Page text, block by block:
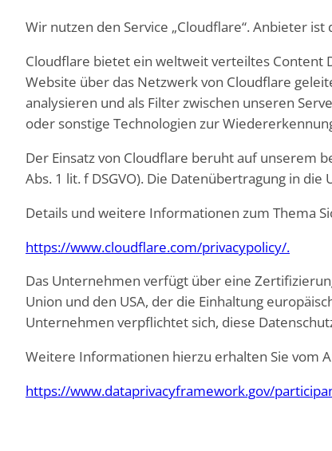
Wir nutzen den Service „Cloudflare“. Anbieter ist
Cloudflare bietet ein weltweit verteiltes Content
Website über das Netzwerk von Cloudflare
analysieren und als Filter zwischen unseren
oder sonstige Technologien zur
Der Einsatz von Cloudflare beruht auf unserem
Abs. 1 lit. f DSGVO). Die Datenübertragung in
Details und weitere Informationen zum Thema
https://www.cloudflare.com/privacypolicy/.
Das Unternehmen verfügt über eine
Union und den USA, der die Einhaltung
Unternehmen verpflichtet sich, diese
Weitere Informationen hierzu erhalten Sie vom
https://www.dataprivacyframework.gov/